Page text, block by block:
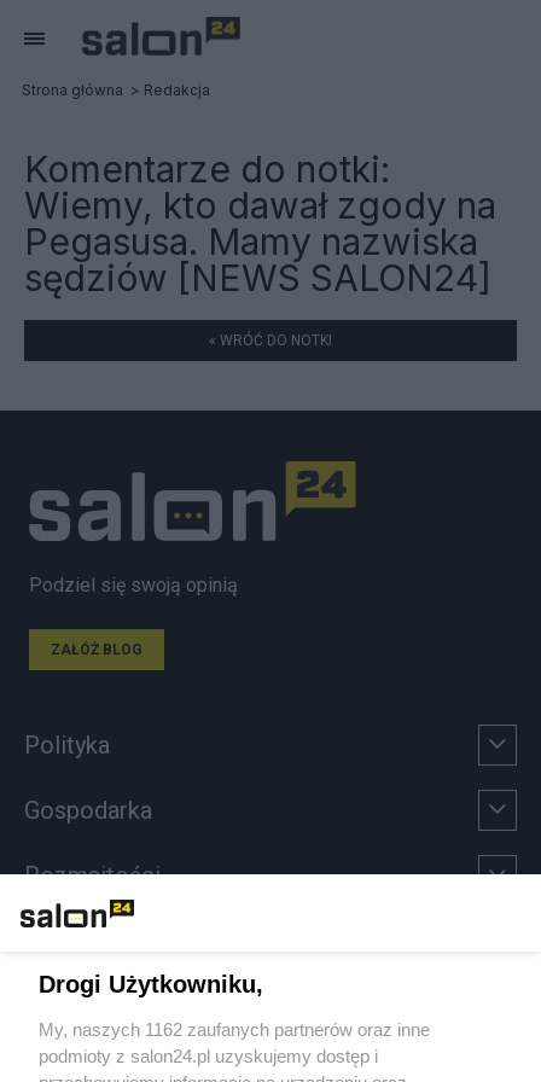
Strona główna Redakcja
Komentarze do notki:
Wiemy, kto dawał zgody na
Pegasusa. Mamy nazwiska
sędziów [NEWS SALON24]
« WRÓĆ DO NOTKI
Podziel się swoją opinią
ZAŁÓŻ BLOG
Polityka
Gospodarka
Rozmaitości
Sport
Społeczeństwo
Drogi Użytkowniku,
My, naszych 1162 zaufanych partnerów oraz inne
podmioty z salon24.pl uzyskujemy dostęp i